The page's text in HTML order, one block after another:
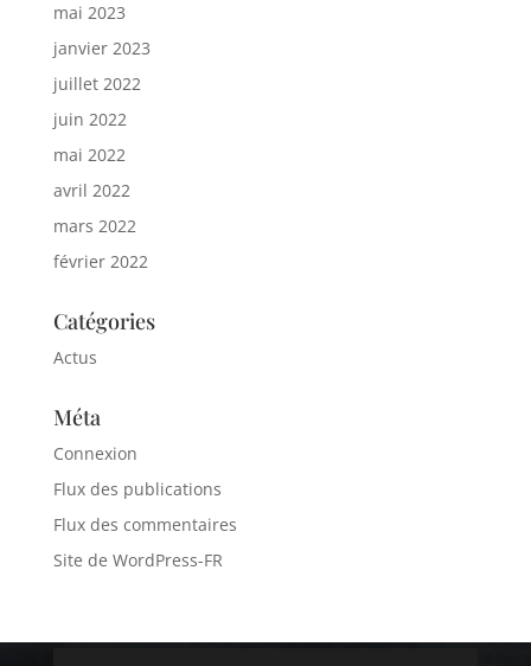
mai 2023
janvier 2023
juillet 2022
juin 2022
mai 2022
avril 2022
mars 2022
février 2022
Catégories
Actus
Méta
Connexion
Flux des publications
Flux des commentaires
Site de WordPress-FR